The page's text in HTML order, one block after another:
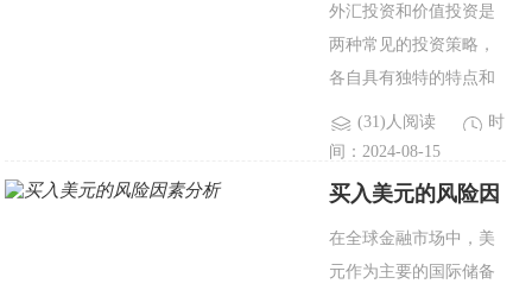
长期投资者来说都有着
显著的影响..
外汇投资和价值投资是
两种常见的投资策略，
各自具有独特的特点和
适用的市场环境。本文
将详细探讨这两种投资
方式的定义、策略、优
投资者了解这两者之间
的区..
(31)人阅读
时
间：2024-08-15
买入美元的风险因
在全球金融市场中，美
元作为主要的国际储备